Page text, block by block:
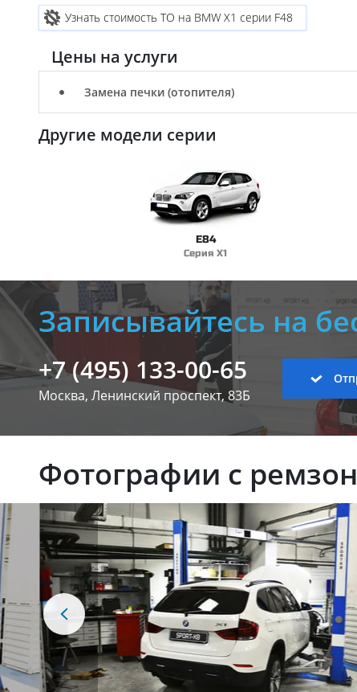
Узнать стоимость ТО на BMW X1 серии F48
Цены на услуги
Замена печки (отопителя)
Другие модели серии
E84
Серия X1
Записывайтесь на
+7 (495) 133-00-65
Москва, Ленинский проспект, 83Б
Фотографии с